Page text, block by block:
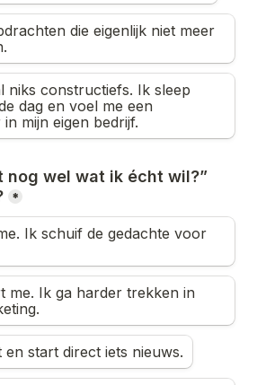
die eigenlijk niet meer
niks constructiefs. Ik sleep
dag en voel me een
mijn eigen bedrijf.
nog wel wat ik écht wil?”
*
Ik schuif de gedachte voor
me. Ik ga harder trekken in
en start direct iets nieuws.